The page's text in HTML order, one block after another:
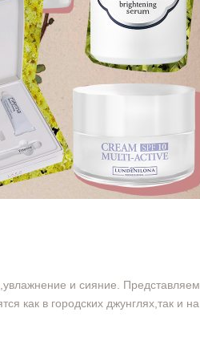
и сияние. Представляем
как в городских джунглях,так и на